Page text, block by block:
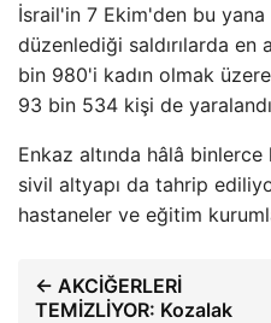
İsrail'in 7 Ekim'den bu
düzenlediği saldırılarda
bin 980'i kadın olmak
93 bin 534 kişi de
Enkaz altında hâlâ
sivil altyapı da tahrip
hastaneler ve eğitim
← AKCİĞERLERİ
TEMİZLİYOR: Kozalak